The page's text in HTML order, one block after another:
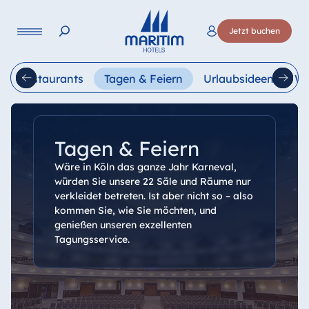
Jetzt buchen
English Français
Restaurants Tagen & Feiern Urlaubsideen
Tagen & Feiern
Wäre in Köln das ganze Jahr Karneval,
würden Sie unsere 22 Säle und Räume nur
verkleidet betreten. Ist aber nicht so – also
kommen Sie, wie Sie möchten, und
genießen unseren exzellenten
Tagungsservice.